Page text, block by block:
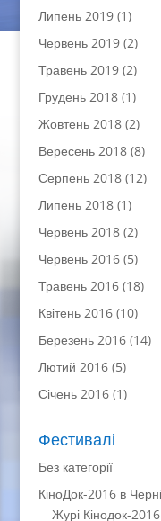
Липень 2019(1)
Червень 2019(2)
Травень 2019(2)
Грудень 2018(1)
Жовтень 2018(2)
Вересень 2018(8)
Серпень 2018(12)
Липень 2018(1)
Червень 2018(2)
Червень 2016(5)
Травень 2016(18)
Квітень 2016(10)
Березень 2016(14)
Лютий 2016(5)
Січень 2016(1)
Фестивалі
Без категорії
КіноДок-2016 в
Журі Кінодок-2016